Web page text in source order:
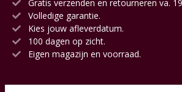
Gratis verzenden en retourneren va.
Volledige garantie.
Kies jouw afleverdatum.
100 dagen op zicht.
Eigen magazijn en voorraad.